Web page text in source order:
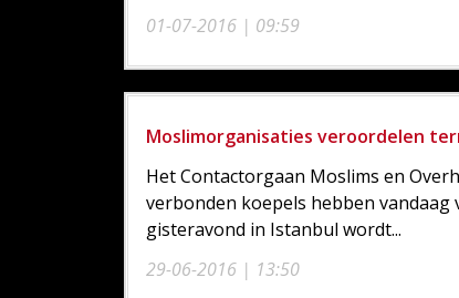
01-07-2016 | 09:59
Moslimorganisaties veroordelen
29-06-2016 | 13:50
Het Contactorgaan Moslims en
verbonden koepels hebben
gisteravond in Istanbul wordt...